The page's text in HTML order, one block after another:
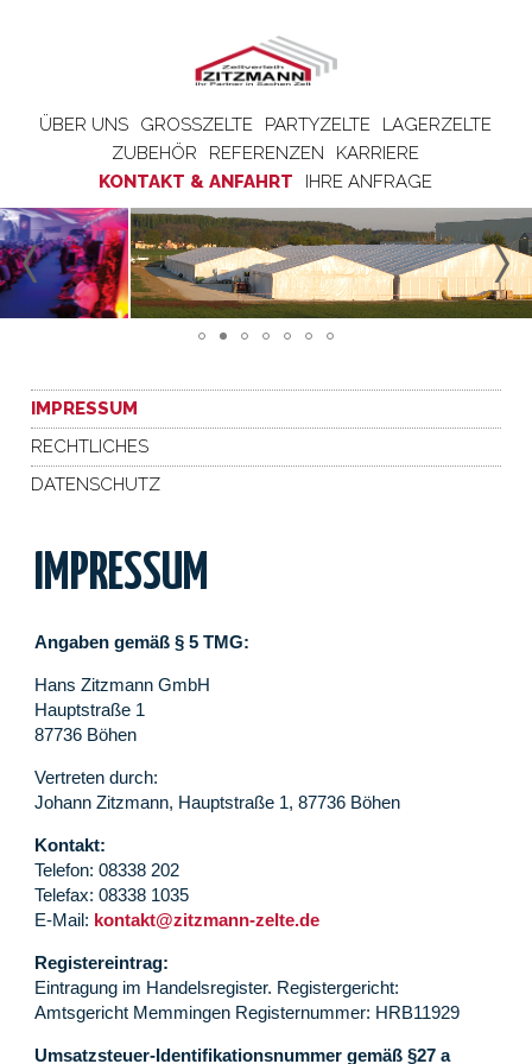
ÜBER UNS GROSSZELTE PARTYZELTE
LAGERZELTE
ZUBEHÖR
REFERENZEN
KARRIERE
KONTAKT & ANFAHRT
IHRE ANFRAGE
IMPRESSUM
RECHTLICHES
DATENSCHUTZ
IMPRESSUM
Angaben gemäß § 5 TMG:
Hans Zitzmann GmbH
Hauptstraße 1
87736 Böhen
Vertreten durch:
Johann Zitzmann, Hauptstraße 1, 87736 Böhen
Kontakt:
Telefon: 08338 202
Telefax: 08338 1035
E-Mail: kontakt@zitzmann-zelte.de
Registereintrag:
Eintragung im Handelsregister. Registergericht:
Amtsgericht Memmingen Registernummer: HRB11929
Umsatzsteuer-Identifikationsnummer gemäß §27 a